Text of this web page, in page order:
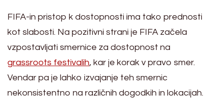
FIFA-in pristop k dostopnosti ima tako prednosti
kot slabosti. Na pozitivni strani je FIFA začela
vzpostavljati smernice za dostopnost na
grassroots festivalih, kar je korak v pravo smer.
Vendar pa je lahko izvajanje teh smernic
nekonsistentno na različnih dogodkih in lokacijah.